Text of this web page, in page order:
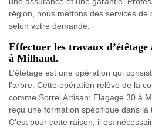
région, nous mettons des services de
selon votre demande.
Effectuer les travaux
à Milhaud.
L’étêtage est une opération qui
l’arbre. Cette opération relève de la
comme Sorrel Artisan; Elagage 30 à
reçu une formation spécifique dans la
C’est pour cette raison, il est